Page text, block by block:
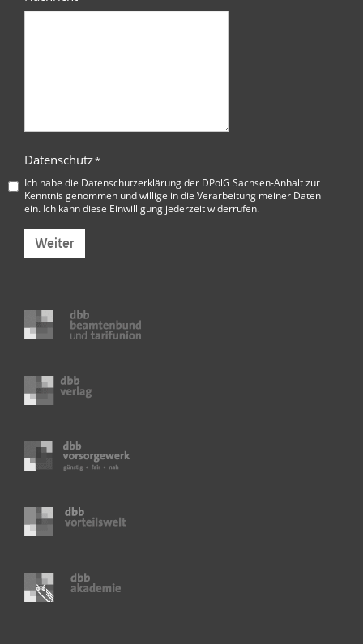
Datenschutz*
Ich habe die Datenschutzerklärung der DPolG Sachsen-Anhaltzur
Kenntnis genommen und willige in die Verarbeitung meiner Daten
ein. Ich kann diese Einwilligung jederzeit widerrufen.
Weiter